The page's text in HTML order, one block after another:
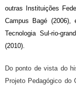
outras
Instituições
Campus Bagé (2006),
Tecnologia Sul-rio-
(2010).
Do ponto de vista do
Projeto Pedagógico do